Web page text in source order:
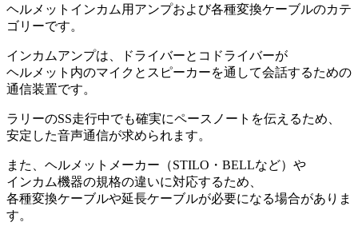
ヘルメットインカム用アンプおよび各種変換ケーブルのカテ
ゴリーです。
インカムアンプは、ドライバーとコドライバーが
ヘルメット内のマイクとスピーカーを通して会話するための
通信装置です。
ラリーのSS走行中でも確実にペースノートを伝えるため、
安定した音声通信が求められます。
また、ヘルメットメーカー（STILO・BELLなど）や
インカム機器の規格の違いに対応するため、
各種変換ケーブルや延長ケーブルが必要になる場合がありま
す。